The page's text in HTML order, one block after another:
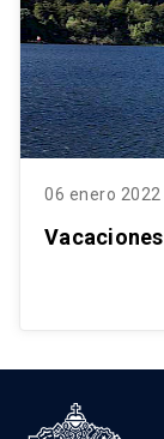
06 enero 2022